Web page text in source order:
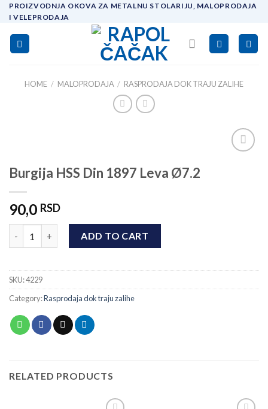
Skip
content
PROIZVODNJA OKOVA ZA METALNU STOLARIJU, MALOPRODAJA
I VELEPRODAJA
HOME / MALOPRODAJA / RASPRODAJA DOK TRAJU ZALIHE
Burgija HSS Din 1897 Leva Ø7.2
90,0 RSD
ADD TO CART
SKU:4229
Category:Rasprodaja dok traju zalihe
RELATED PRODUCTS